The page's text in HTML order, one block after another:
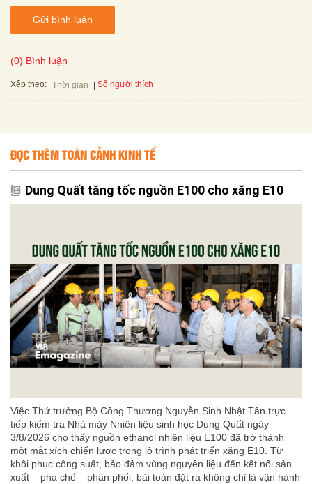
Gửi bình luận
(0) Bình luận
Xếp theo: Thời gian Số người thích
ĐỌC THÊM TOÀN CẢNH KINH TẾ
Dung Quất tăng tốc nguồn E100 cho xăng E10
Việc Thứ trưởng Bộ Công Thương Nguyễn Sinh Nhật Tân trực
tiếp kiểm tra Nhà máy Nhiên liệu sinh học Dung Quất ngày
3/8/2026 cho thấy nguồn ethanol nhiên liệu E100 đã trở thành
một mắt xích chiến lược trong lộ trình phát triển xăng E10. Từ
khôi phục công suất, bảo đảm vùng nguyên liệu đến kết nối sản
xuất – pha chế – phân phối, bài toán đặt ra không chỉ là vận hành